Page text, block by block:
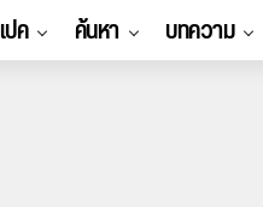
ค ค้นหา บทความ